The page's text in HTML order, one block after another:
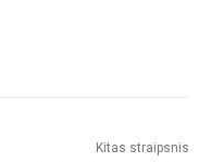
Kitas straipsnis